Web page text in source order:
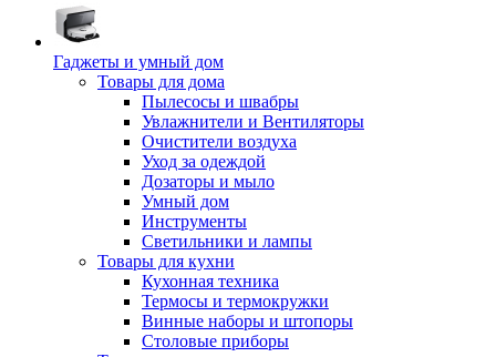
Гаджеты и умный дом
Товары для дома
Пылесосы и швабры
Увлажнители и Вентиляторы
Очистители воздуха
Уход за одеждой
Дозаторы и мыло
Умный дом
Инструменты
Светильники и лампы
Товары для кухни
Кухонная техника
Термосы и термокружки
Винные наборы и штопоры
Столовые приборы